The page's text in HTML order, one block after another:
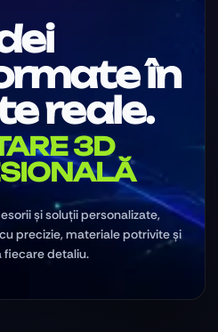
3D
în
reale.
și soluții personalizate,
precizie, materiale potrivite și
fiecare detaliu.